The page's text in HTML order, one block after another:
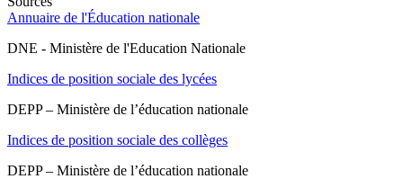
Annuaire de l'Éducation nationale
DNE - Ministère de l'Education Nationale
Indices de position sociale des lycées
DEPP – Ministère de l’éducation nationale
Indices de position sociale des collèges
DEPP – Ministère de l’éducation nationale